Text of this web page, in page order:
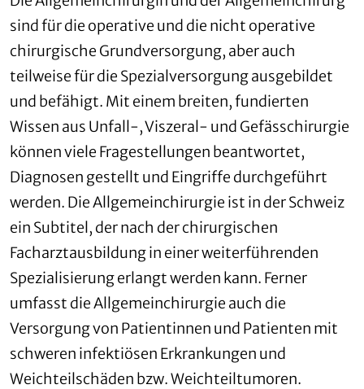
sind für die operative und die nicht operative
chirurgische Grundversorgung, aber auch
teilweise für die Spezialversorgung ausgebildet
und befähigt. Mit einem breiten, fundierten
Wissen aus Unfall-, Viszeral- und Gefässchirurgie
können viele Fragestellungen beantwortet,
Diagnosen gestellt und Eingriffe durchgeführt
werden. Die Allgemeinchirurgie ist in der Schweiz
ein Subtitel, der nach der chirurgischen
Facharztausbildung in einer weiterführenden
Spezialisierung erlangt werden kann. Ferner
umfasst die Allgemeinchirurgie auch die
Versorgung von Patientinnen und Patienten mit
schweren infektiösen Erkrankungen und
Weichteilschäden bzw. Weichteiltumoren.